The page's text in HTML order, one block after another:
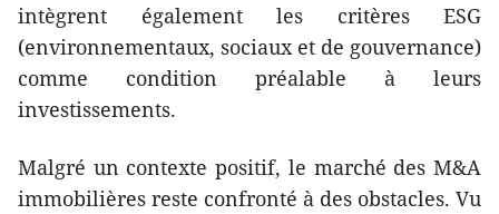
intègrent également les critères ESG
(environnementaux, sociaux et de gouvernance)
comme condition préalable à leurs
investissements.
Malgré un contexte positif, le marché des M&A
immobilières reste confronté à des obstacles. Vu